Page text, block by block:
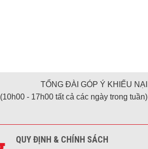
TỔNG ĐÀI GÓP Ý KHIẾU NẠI
(10h00 - 17h00 tất cả các ngày trong tuần)
QUY ĐỊNH & CHÍNH SÁCH